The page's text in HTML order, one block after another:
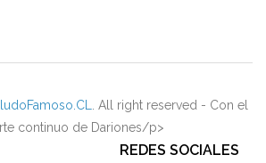
. All right reserved - Con el
continuo de Dariones/p>
REDES SOCIALES